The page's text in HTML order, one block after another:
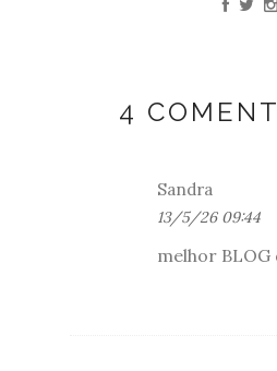
4
Sandra
13/5/26 09:44
melhor BLOG